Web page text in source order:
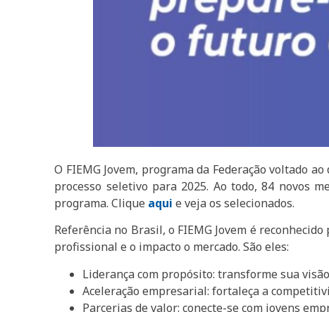
O FIEMG Jovem, programa da Federação voltado
processo seletivo para 2025. Ao todo, 84 novos
programa. Clique aqui e veja os selecionados.
Referência no Brasil, o FIEMG Jovem é
profissional e o impacto o mercado. São eles:
Liderança com propósito: transforme sua
Aceleração empresarial: fortaleça a
Parcerias de valor: conecte-se com jovens